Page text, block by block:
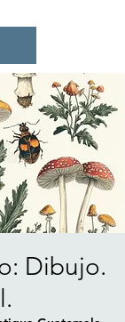
Dibujo.